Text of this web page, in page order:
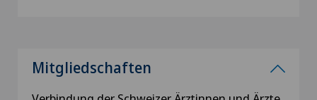
Mitgliedschaften